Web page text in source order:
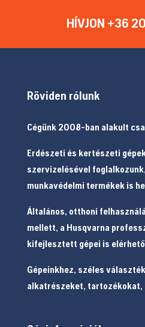
HÍVJON +36
Röviden rólunk
Cégünk 2008-ban alakult
Erdészeti és kertészeti
szervizelésével
munkavédelmi termékek is
Általános, otthoni
mellett, a Husqvarna
kifejlesztett gépei is
Gépeinkhez, széles
alkatrészeket, tartozékokat,